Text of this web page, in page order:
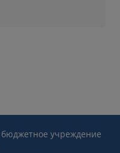
бюджетное учреждение